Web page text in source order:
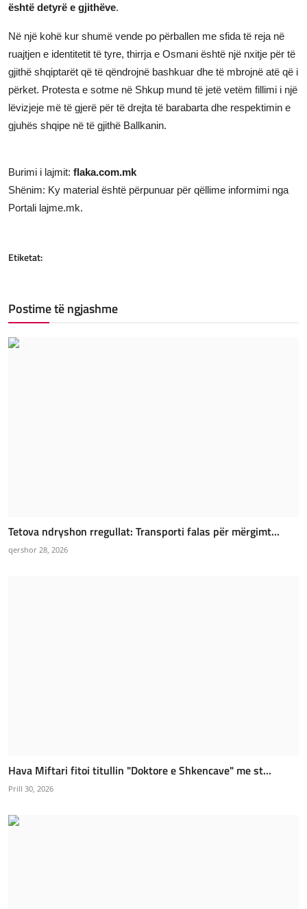
është detyrë e gjithëve.
Në një kohë kur shumë vende po përballen me sfida të reja në
ruajtjen e identitetit të tyre, thirrja e Osmani është një nxitje për të
gjithë shqiptarët që të qëndrojnë bashkuar dhe të mbrojnë atë që i
përket. Protesta e sotme në Shkup mund të jetë vetëm fillimi i një
lëvizjeje më të gjerë për të drejta të barabarta dhe respektimin e
gjuhës shqipe në të gjithë Ballkanin.
Burimi i lajmit: flaka.com.mk
Shënim: Ky material është përpunuar për qëllime informimi nga
Portali lajme.mk.
Etiketat:
Postime të ngjashme
Tetova ndryshon rregullat: Transporti falas për mërgimt...
qershor 28, 2026
Hava Miftari fitoi titullin "Doktore e Shkencave" me st...
Prill 30, 2026